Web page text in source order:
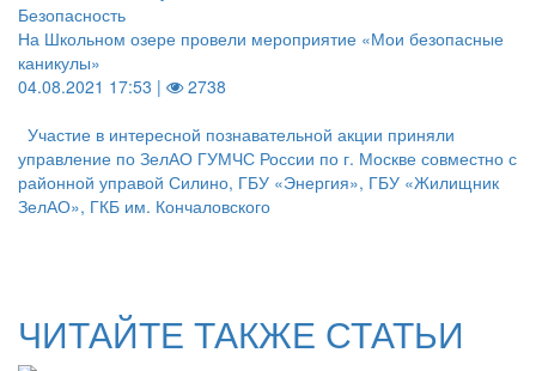
Безопасность
На Школьном озере провели мероприятие «Мои безопасные
каникулы»
04.08.2021 17:53 |
2738
Участие в интересной познавательной акции приняли
управление по ЗелАО ГУМЧС России по г. Москве совместно с
районной управой Силино, ГБУ «Энергия», ГБУ «Жилищник
ЗелАО», ГКБ им. Кончаловского
ЧИТАЙТЕ ТАКЖЕ СТАТЬИ